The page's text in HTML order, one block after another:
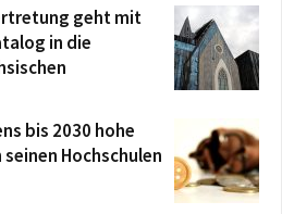
geht mit
in die
bis 2030 hohe
Hochschulen